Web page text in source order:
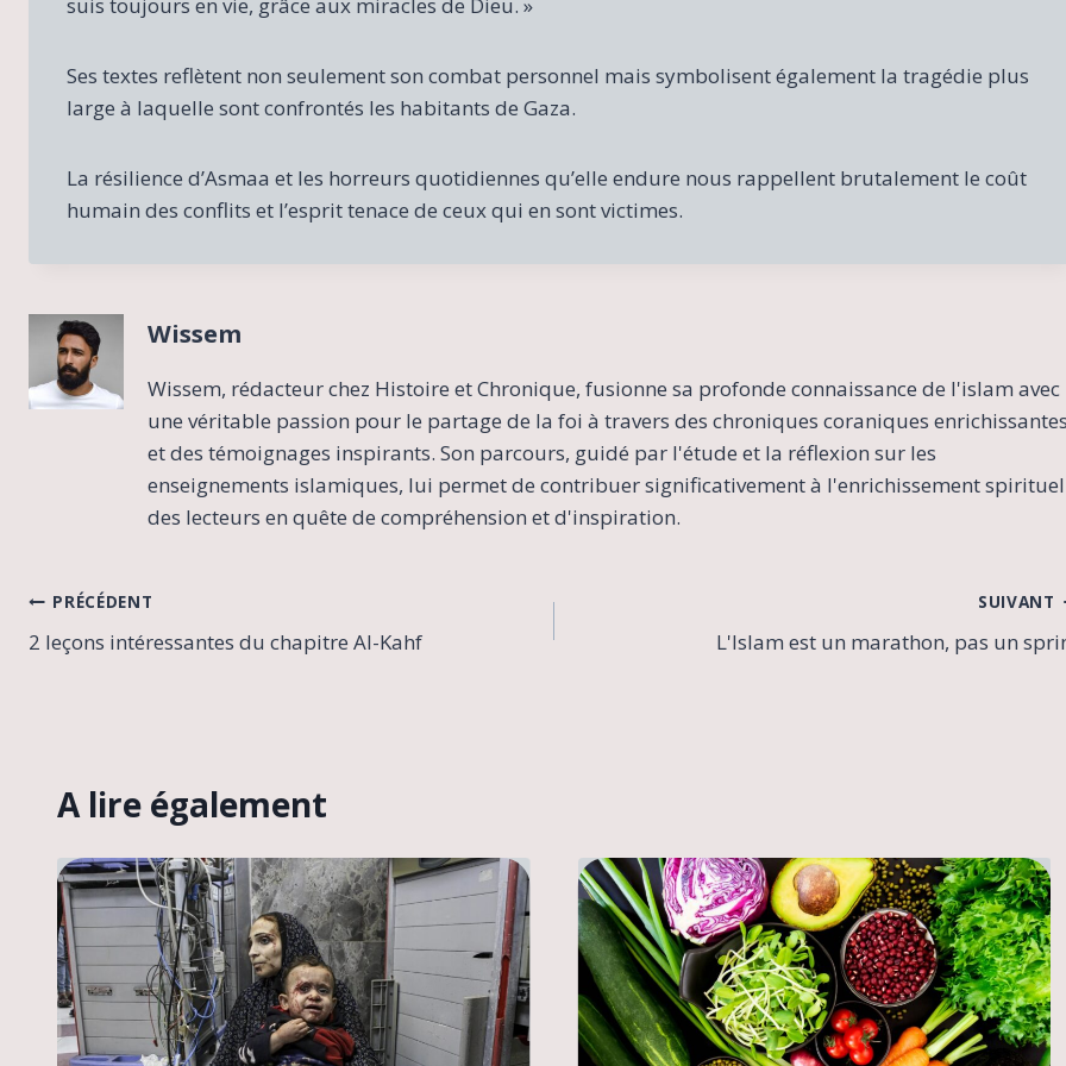
Ses textes reflètent non seulement son combat personnel mais symbolisent également la tragédie plus
large à laquelle sont confrontés les habitants de Gaza.
La résilience d’Asmaa et les horreurs quotidiennes qu’elle endure nous rappellent brutalement le coût
humain des conflits et l’esprit tenace de ceux qui en sont victimes.
Wissem
Wissem, rédacteur chez Histoire et Chronique, fusionne sa profonde connaissance de l'islam avec
une véritable passion pour le partage de la foi à travers des chroniques coraniques
et des témoignages inspirants. Son parcours, guidé par l'étude et la réflexion sur les
enseignements islamiques, lui permet de contribuer significativement à l'enrichissement spirituel
des lecteurs en quête de compréhension et d'inspiration.
Navigation
de
PRÉCÉDENT
2 leçons intéressantes du chapitre Al-Kahf
SUIVANT
L'Islam est un marathon, pas un
A lire également